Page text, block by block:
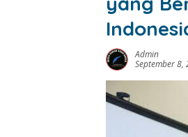
Admin
September 8,